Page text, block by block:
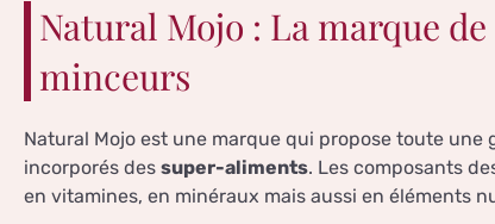
Natural Mojo : La marque
minceurs
Natural Mojo est une marque qui propose toute
incorporés des super-aliments. Les composants
en vitamines, en minéraux mais aussi en éléments